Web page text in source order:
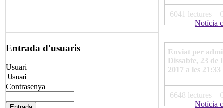
Entrada d'usuaris
Usuari
Contrasenya
6041 lectures
Notícia
Enviat per
Dissabte, 23 de
2017 a les 21:33
6648 lectures
Notícia